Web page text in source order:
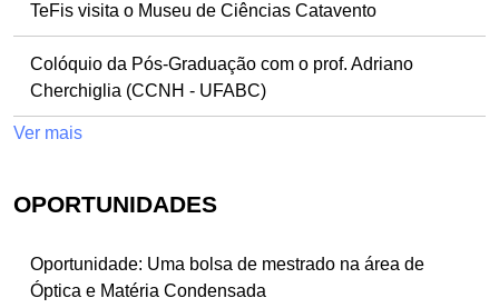
TeFis visita o Museu de Ciências Catavento
Colóquio da Pós-Graduação com o prof. Adriano
Cherchiglia (CCNH - UFABC)
Ver mais
OPORTUNIDADES
Oportunidade: Uma bolsa de mestrado na área de
Óptica e Matéria Condensada